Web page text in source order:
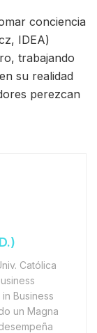
conciencia
IDEA)
trabajando
su realidad
perezcan
Católica
Business
un Magna